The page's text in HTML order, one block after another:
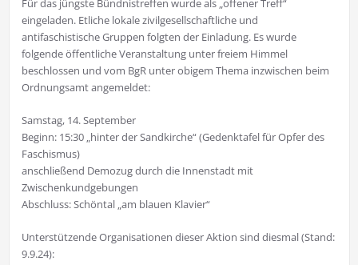
Für das jüngste Bündnistreffen wurde als „offener Treff“
eingeladen. Etliche lokale zivilgesellschaftliche und
antifaschistische Gruppen folgten der Einladung. Es wurde
folgende öffentliche Veranstaltung unter freiem Himmel
beschlossen und vom BgR unter obigem Thema inzwischen beim
Ordnungsamt angemeldet:
Samstag, 14. September
Beginn: 15:30 „hinter der Sandkirche“ (Gedenktafel für Opfer des
Faschismus)
anschließend Demozug durch die Innenstadt mit
Zwischenkundgebungen
Abschluss: Schöntal „am blauen Klavier“
Unterstützende Organisationen dieser Aktion sind diesmal (Stand:
9.9.24):